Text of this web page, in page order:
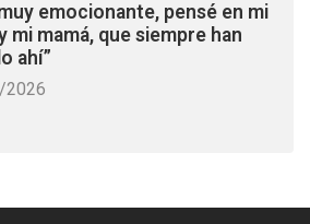
emocionante, pensé en mi
mi mamá, que siempre han
ahí”